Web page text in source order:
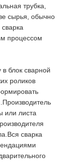
трубка,
сырья, обычно
процессом
в блок сварной
роликов
Производитель
или листа
сварка